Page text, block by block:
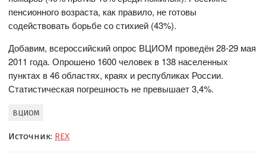
пенсионного возраста, как правило, не готовы
содействовать борьбе со стихией (43%).
Добавим, всероссийский опрос ВЦИОМ проведён 28-29 мая
2011 года. Опрошено 1600 человек в 138 населенных
пунктах в 46 областях, краях и республиках России.
Статистическая погрешность не превышает 3,4%.
ВЦИОМ
Источник: REX